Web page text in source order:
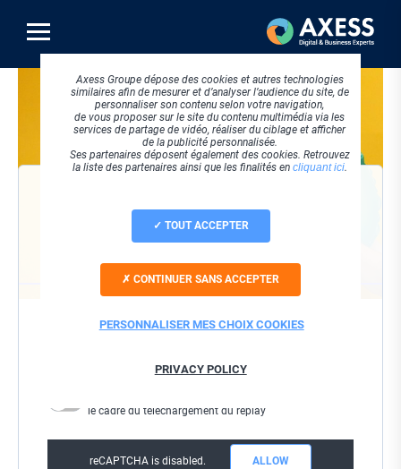
contenu
principal
Visuel
principal
Nom / Prénom
le cadre du téléchargement du replay
reCAPTCHA is disabled. ALLOW
Axess Groupe dépose des cookies et autres technologies
similaires afin de mesurer et d’analyser l’audience du site, de
personnaliser son contenu selon votre navigation,
de vous proposer sur le site du contenu multimédia via les
services de partage de vidéo, réaliser du ciblage et afficher
de la publicité personnalisée.
Ses partenaires déposent également des cookies. Retrouvez
la liste des partenaires ainsi que les finalités en cliquant ici.
TOUT ACCEPTER
CONTINUER SANS ACCEPTER
PERSONNALISER MES CHOIX COOKIES
PRIVACY POLICY